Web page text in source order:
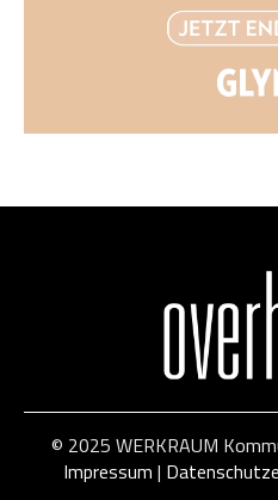
© 2025 WERKRAUM
Impressum |